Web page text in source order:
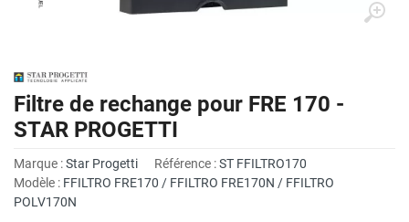
Filtre de rechange pour FRE 170 -
STAR PROGETTI
Marque :Star Progetti Référence :ST FFILTRO170
Modèle : FFILTRO FRE170 / FFILTRO FRE170N / FFILTRO
POLV170N